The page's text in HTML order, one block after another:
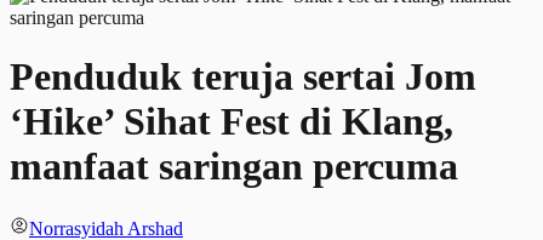
Penduduk teruja sertai Jom
‘Hike’ Sihat Fest di Klang,
manfaat saringan percuma
Norrasyidah Arshad